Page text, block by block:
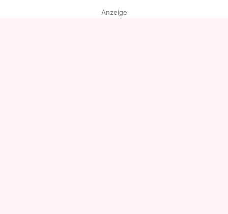
Anzeige